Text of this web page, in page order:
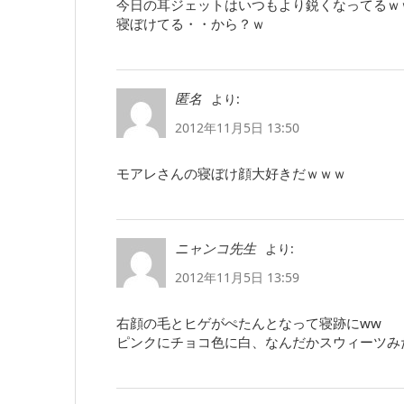
今日の耳ジェットはいつもより鋭くなってるｗ
寝ぼけてる・・から？ｗ
匿名
より:
2012年11月5日 13:50
モアレさんの寝ぼけ顔大好きだｗｗｗ
ニャンコ先生
より:
2012年11月5日 13:59
右顔の毛とヒゲがぺたんとなって寝跡にww
ピンクにチョコ色に白、なんだかスウィーツみ